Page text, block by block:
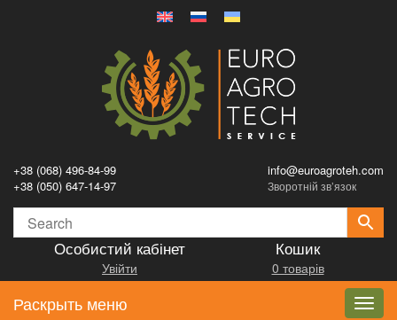
+38 (068) 496-84-99
+38 (050) 647-14-97
info@euroagroteh.com
Зворотній зв’язок
Особистий кабінет
Увійти
Кошик
0 товарів
Раскрыть меню